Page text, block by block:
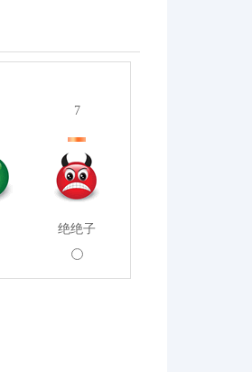
7
绝绝子